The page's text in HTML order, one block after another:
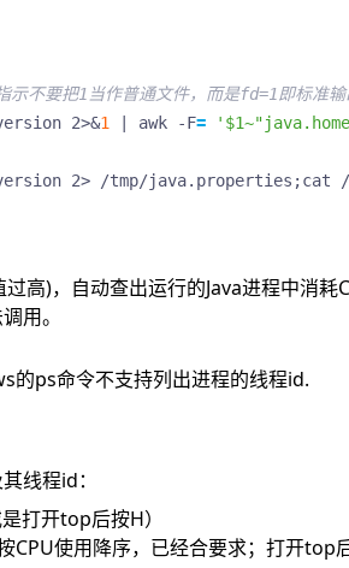
示不要把1当作普通文件，而是fd=1即标准
2>&1 awk -F=
2> /tmp/java.properties ;cat /
高)，自动查出运行的Java进程中消耗
用。
的ps命令不支持列出进程的线程id.
线程id：
打开top后按H）
CPU使用降序，已经合要求；打开top